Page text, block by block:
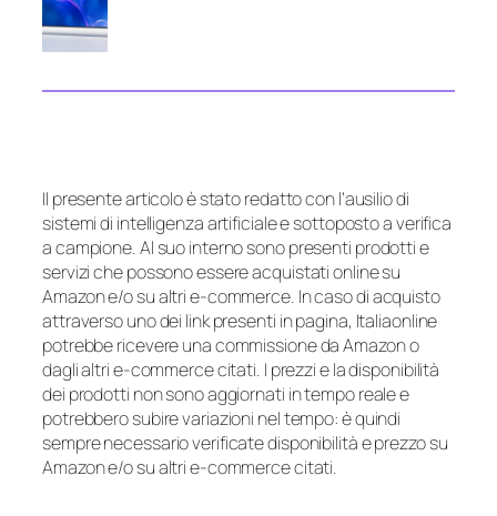
Il presente articolo è stato redatto con l’ausilio di
sistemi di intelligenza artificiale e sottoposto a verifica
a campione. Al suo interno sono presenti prodotti e
servizi che possono essere acquistati online su
Amazon e/o su altri e-commerce. In caso di acquisto
attraverso uno dei link presenti in pagina, Italiaonline
potrebbe ricevere una commissione da Amazon o
dagli altri e-commerce citati. I prezzi e la disponibilità
dei prodotti non sono aggiornati in tempo reale e
potrebbero subire variazioni nel tempo: è quindi
sempre necessario verificate disponibilità e prezzo su
Amazon e/o su altri e-commerce citati.